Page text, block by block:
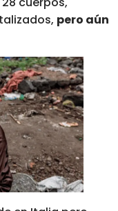
pero aún